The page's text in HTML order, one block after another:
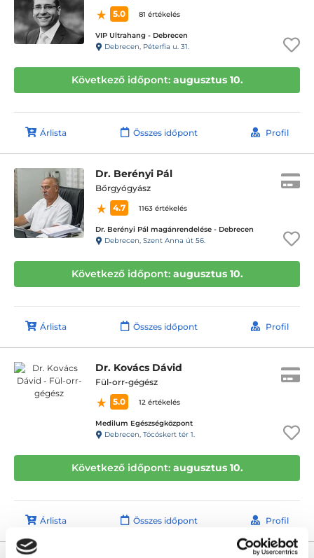
5.0
81 értékelés
VIP Ultrahang - Debrecen
Debrecen, Péterfia u. 31.
Következő időpont: augusztus 10.
Árlista Összes időpont Profil
Dr. Berényi Pál
Bőrgyógyász
4.7
1163 értékelés
Dr. Berényi Pál magánrendelése - Debrecen
Debrecen, Szent Anna út 56.
Következő időpont: augusztus 10.
Árlista Összes időpont Profil
Dr. Kovács Dávid
Fül-orr-gégész
5.0
12 értékelés
Medilum Egészségközpont
Debrecen, Tócóskert tér 1.
Következő időpont: augusztus 10.
Árlista Összes időpont Profil